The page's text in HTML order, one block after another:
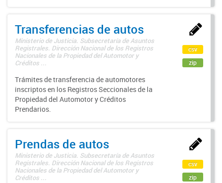
Transferencias de autos
Ministerio de Justicia. Subsecretaría de Asuntos
Registrales. Dirección Nacional de los Registros
Nacionales de la Propiedad del Automotor y
Créditos ...
Trámites de transferencia de automotores
inscriptos en los Registros Seccionales de la
Propiedad del Automotor y Créditos
Prendarios.
csv
zip
Prendas de autos
Ministerio de Justicia. Subsecretaría de Asuntos
Registrales. Dirección Nacional de los Registros
Nacionales de la Propiedad del Automotor y
Créditos ...
csv
zip